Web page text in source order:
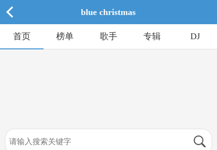
blue christmas
首页 榜单 歌手 专辑 DJ